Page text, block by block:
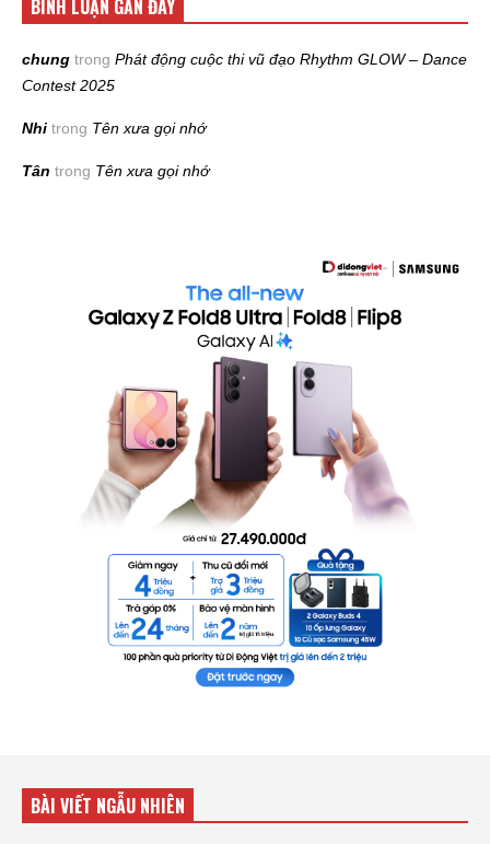
BÌNH LUẬN GẦN ĐÂY
chung trong Phát động cuộc thi vũ đạo Rhythm GLOW – Dance
Contest 2025
Nhi trong Tên xưa gọi nhớ
Tân trong Tên xưa gọi nhớ
BÀI VIẾT NGẪU NHIÊN